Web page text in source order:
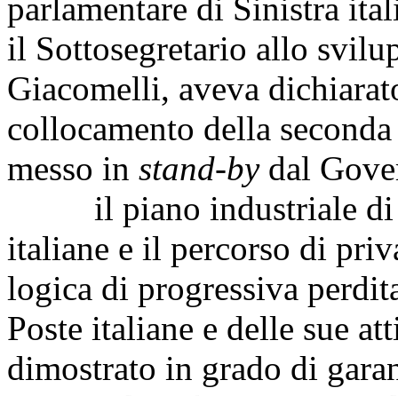
parlamentare di Sinistra
il Sottosegretario allo
Giacomelli, aveva
collocamento della
messo in stand-bydal
il piano industriale di
italiane e il percorso di
logica di progressiva
Poste italiane e delle sue
dimostrato in grado di